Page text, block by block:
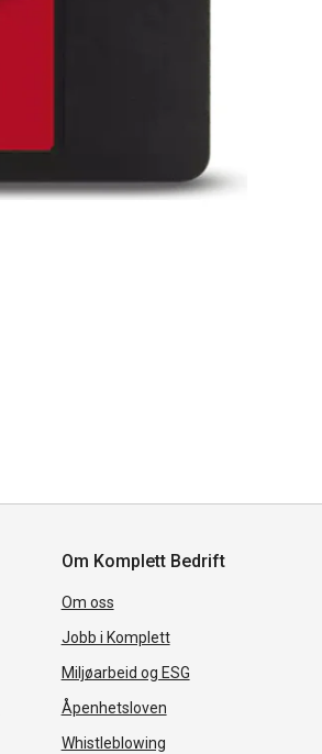
Om Komplett Bedrift
Om oss
Jobb i Komplett
Miljøarbeid og ESG
Åpenhetsloven
Whistleblowing